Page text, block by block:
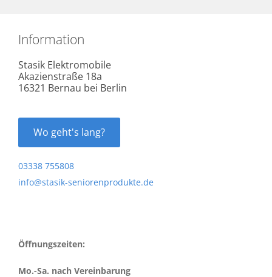
Information
Stasik Elektromobile
Akazienstraße 18a
16321 Bernau bei Berlin
Wo geht's lang?
03338 755808
info@stasik-seniorenprodukte.de
Öffnungszeiten:
Mo.-Sa. nach Vereinbarung